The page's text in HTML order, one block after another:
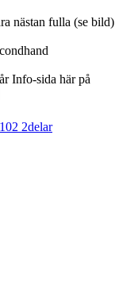
nästan fulla (se bild)
Info-sida här på
2delar